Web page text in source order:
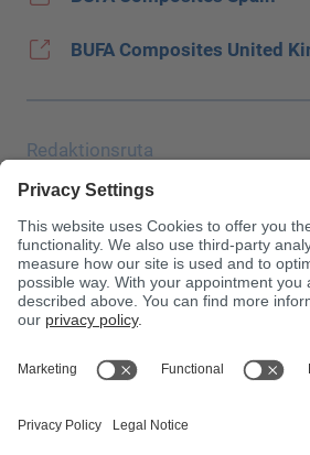
BUFA Composites United
Redaktionsruta
Uppgiftsskydd
JEC
Allmänna affärsvillkor (AGB)
Inköpsvillkor
Giftinformationscentralen